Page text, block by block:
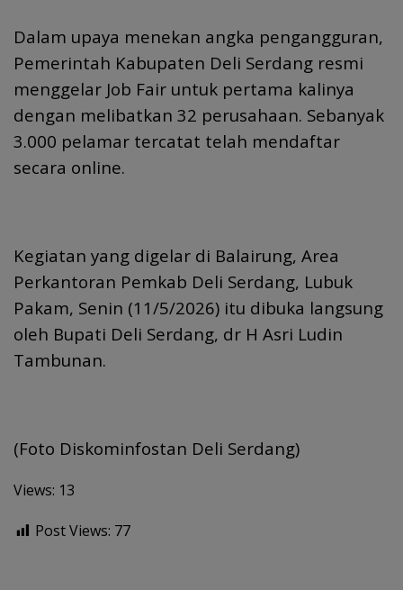
Dalam upaya menekan angka pengangguran,
Pemerintah Kabupaten Deli Serdang resmi
menggelar Job Fair untuk pertama kalinya
dengan melibatkan 32 perusahaan. Sebanyak
3.000 pelamar tercatat telah mendaftar
secara online.
Kegiatan yang digelar di Balairung, Area
Perkantoran Pemkab Deli Serdang, Lubuk
Pakam, Senin (11/5/2026) itu dibuka langsung
oleh Bupati Deli Serdang, dr H Asri Ludin
Tambunan.
(Foto Diskominfostan Deli Serdang)
Views: 13
Post Views: 77